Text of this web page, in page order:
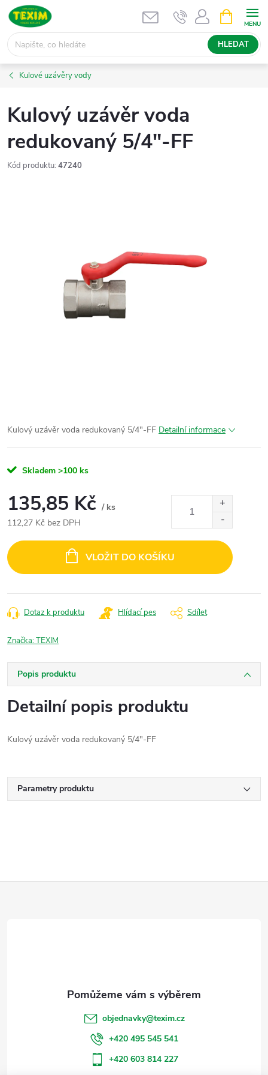
Přejít
obsah
HLEDAT
NÁKUPNÍ
KOŠÍK
Kulové uzávěry vody
Kulový uzávěr voda
redukovaný 5/4"-FF
Kód produktu: 47240
Kulový uzávěr voda redukovaný 5/4"-FF Detailní informace
Skladem >100 ks
135,85 Kč / ks
112,27 Kč bez DPH
cena:
VLOŽIT DO KOŠÍKU
Dotaz k produktu Hlídací pes Sdílet
Značka:TEXIM
Popis produktu
Detailní popis produktu
Kulový uzávěr voda redukovaný 5/4"-FF
Parametry produktu
objednavky@texim.cz
+420 495 545 541
+420 603 814 227